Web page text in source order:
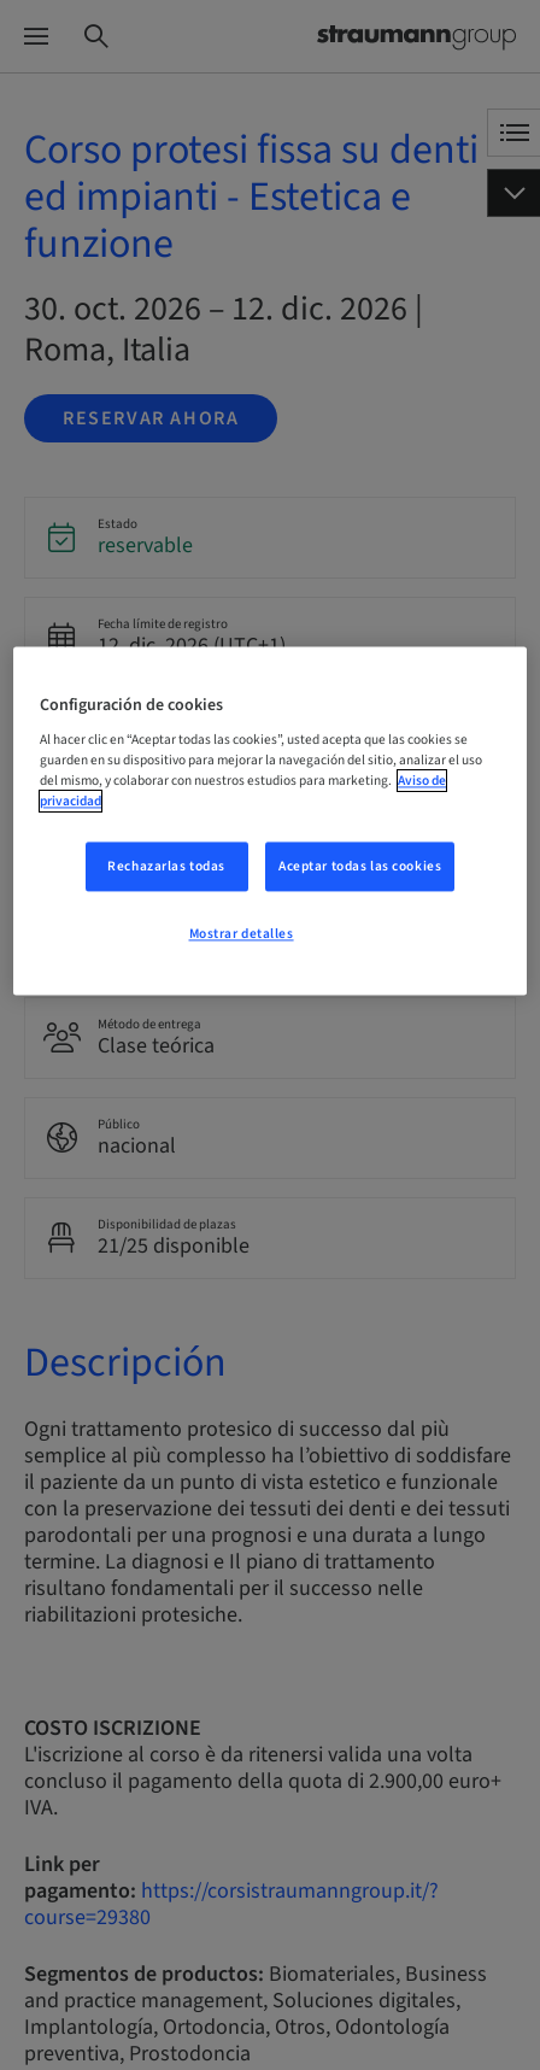
Corso protesi fissa su denti
ed impianti - Estetica e
funzione
30. oct. 2026 – 12. dic. 2026 |
Roma, Italia
RESERVAR AHORA
Estado
reservable
Fecha límite de registro
12. dic. 2026 (UTC+1)
EUR 2900.00
Italiano
0.00 Puntos
Método de entrega
Clase teórica
Público
nacional
Disponibilidad de plazas
21/25 disponible
Descripción
Ogni trattamento protesico di successo dal più
semplice al più complesso ha l’obiettivo di soddisfare
il paziente da un punto di vista estetico e funzionale
con la preservazione dei tessuti dei denti e dei tessuti
parodontali per una prognosi e una durata a lungo
termine. La diagnosi e Il piano di trattamento
risultano fondamentali per il successo nelle
riabilitazioni protesiche.
COSTO ISCRIZIONE
L'iscrizione al corso è da ritenersi valida una volta
concluso il pagamento della quota di 2.900,00 euro+
IVA.
Link per
pagamento: https://corsistraumanngroup.it/?
course=29380
Segmentos de productos: Biomateriales, Business
and practice management, Soluciones digitales,
Implantología, Ortodoncia, Otros, Odontología
preventiva, Prostodoncia
Configuración de cookies
Al hacer clic en “Aceptar todas las cookies”, usted acepta que las cookies se
guarden en su dispositivo para mejorar la navegación del sitio, analizar el uso
del mismo, y colaborar con nuestros estudios para marketing. Aviso de
privacidad
Rechazarlas todas Aceptar todas las cookies
Mostrar detalles